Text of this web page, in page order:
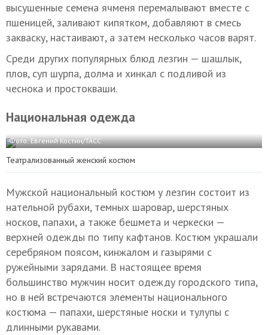
высушенные семена ячменя перемалывают вместе с
пшеницей, заливают кипятком, добавляют в смесь
закваску, настаивают, а затем несколько часов варят.
Среди других популярных блюд лезгин — шашлык,
плов, суп шурпа, долма и хинкал с подливой из
чеснока и простокваши.
Национальная одежда
Фото: Евгений Костин/ТАСС
Театрализованный женский костюм
Мужской национальный костюм у лезгин состоит из
нательной рубахи, темных шаровар, шерстяных
носков, папахи, а также бешмета и черкески —
верхней одежды по типу кафтанов. Костюм украшали
серебряном поясом, кинжалом и газырями с
ружейными зарядами. В настоящее время
большинство мужчин носит одежду городского типа,
но в ней встречаются элементы национального
костюма — папахи, шерстяные носки и тулупы с
длинными рукавами.